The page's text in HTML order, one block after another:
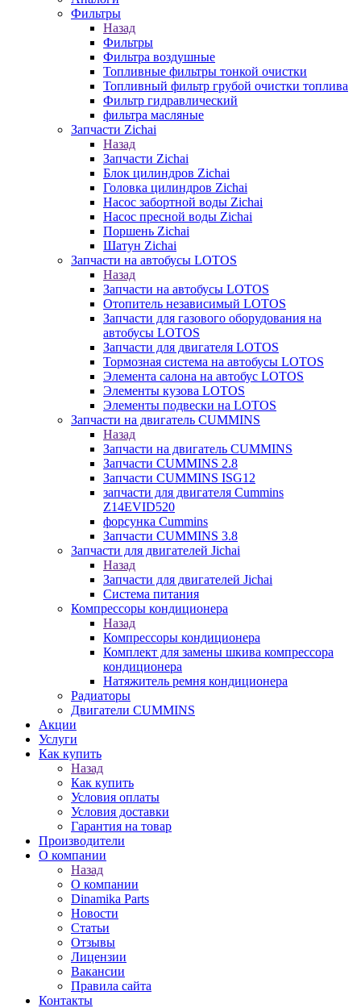
Фильтры
Назад
Фильтры
Фильтра воздушные
Топливные фильтры тонкой очистки
Топливный фильтр грубой очистки топлива
Фильтр гидравлический
фильтра масляные
Запчасти Zichai
Назад
Запчасти Zichai
Блок цилиндров Zichai
Головка цилиндров Zichai
Насос забортной воды Zichai
Насос пресной воды Zichai
Поршень Zichai
Шатун Zichai
Запчасти на автобусы LOTOS
Назад
Запчасти на автобусы LOTOS
Отопитель независимый LOTOS
Запчасти для газового оборудования на
автобусы LOTOS
Запчасти для двигателя LOTOS
Тормозная система на автобусы LOTOS
Элемента салона на автобус LOTOS
Элементы кузова LOTOS
Элементы подвески на LOTOS
Запчасти на двигатель CUMMINS
Назад
Запчасти на двигатель CUMMINS
Запчасти CUMMINS 2.8
Запчасти CUMMINS ISG12
запчасти для двигателя Cummins
Z14EVID520
форсунка Cummins
Запчасти CUMMINS 3.8
Запчасти для двигателей Jichai
Назад
Запчасти для двигателей Jichai
Система питания
Компрессоры кондиционера
Назад
Компрессоры кондиционера
Комплект для замены шкива компрессора
кондиционера
Натяжитель ремня кондиционера
Радиаторы
Двигатели CUMMINS
Акции
Услуги
Как купить
Назад
Как купить
Условия оплаты
Условия доставки
Гарантия на товар
Производители
О компании
Назад
О компании
Dinamika Parts
Новости
Статьи
Отзывы
Лицензии
Вакансии
Правила сайта
Контакты